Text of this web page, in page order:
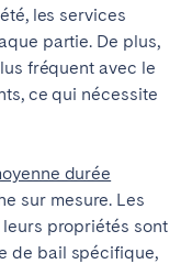
les services
partie. De plus,
fréquent avec le
ce qui nécessite
durée
sur mesure. Les
propriétés sont
de bail spécifique,